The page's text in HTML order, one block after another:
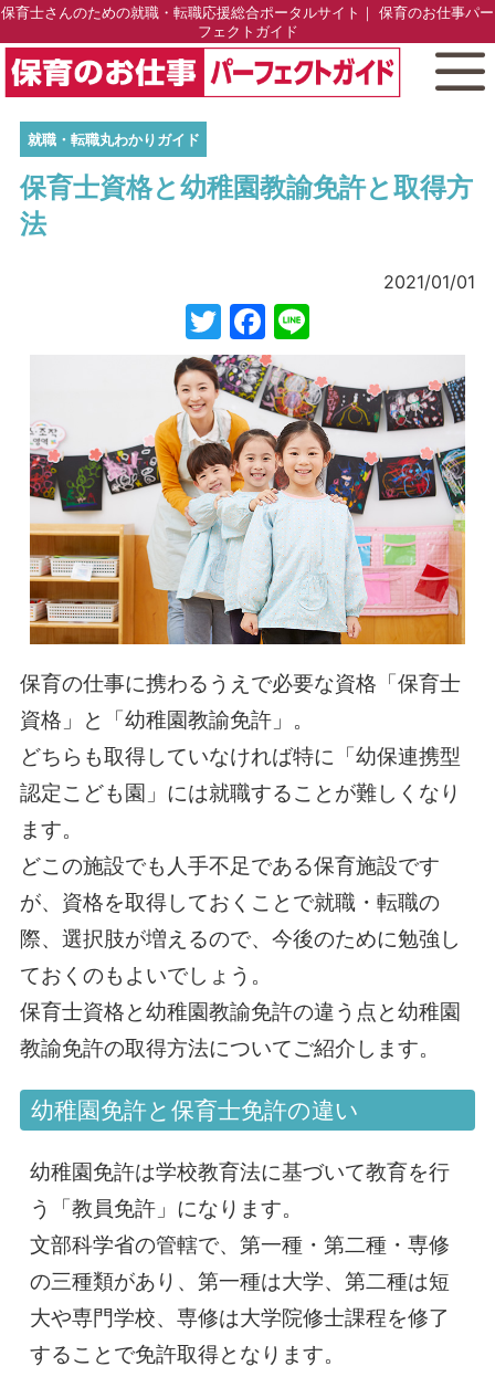
保育士さんのための就職・転職応援総合ポータルサイト｜ 保育のお仕事パー
フェクトガイド
就職・転職丸わかりガイド
保育士資格と幼稚園教諭免許と取得方
法
2021/01/01
TwitterFacebook
保育の仕事に携わるうえで必要な資格「保育士
資格」と「幼稚園教諭免許」。
どちらも取得していなければ特に「幼保連携型
認定こども園」には就職することが難しくなり
ます。
どこの施設でも人手不足である保育施設です
が、資格を取得しておくことで就職・転職の
際、選択肢が増えるので、今後のために勉強し
ておくのもよいでしょう。
保育士資格と幼稚園教諭免許の違う点と幼稚園
教諭免許の取得方法についてご紹介します。
幼稚園免許と保育士免許の違い
幼稚園免許は学校教育法に基づいて教育を行
う「教員免許」になります。
文部科学省の管轄で、第一種・第二種・専修
の三種類があり、第一種は大学、第二種は短
大や専門学校、専修は大学院修士課程を修了
することで免許取得となります。